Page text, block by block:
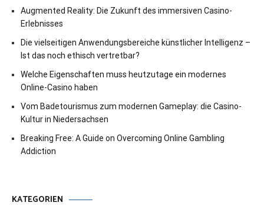
Augmented Reality: Die Zukunft des immersiven Casino-
Erlebnisses
Die vielseitigen Anwendungsbereiche künstlicher Intelligenz –
Ist das noch ethisch vertretbar?
Welche Eigenschaften muss heutzutage ein modernes
Online-Casino haben
Vom Badetourismus zum modernen Gameplay: die Casino-
Kultur in Niedersachsen
Breaking Free: A Guide on Overcoming Online Gambling
Addiction
KATEGORIEN